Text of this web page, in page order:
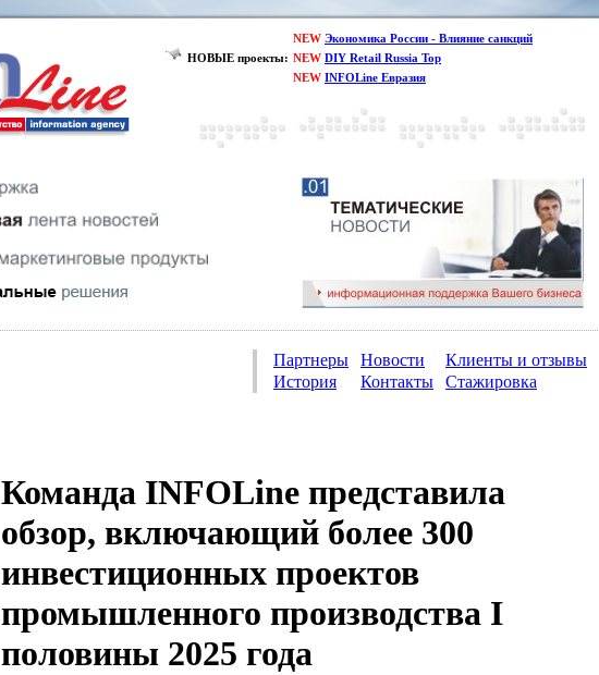
НОВЫЕ проекты:
NEW Экономика России - Влияние санкций
NEW DIY Retail Russia Top
NEW INFOLine Евразия
Партнеры Новости
Клиенты и отзывы
История
Контакты Стажировка
Команда INFOLine представила
обзор, включающий более 300
инвестиционных проектов
промышленного производства I
половины 2025 года